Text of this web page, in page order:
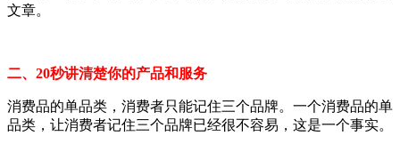
文章。
二、20秒讲清楚你的产品和服务
消费品的单品类，消费者只能记住三个品牌。一个消费品的单
品类，让消费者记住三个品牌已经很不容易，这是一个事实。